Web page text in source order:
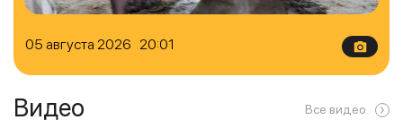
05 августа 2026 20:01
Видео Все видео